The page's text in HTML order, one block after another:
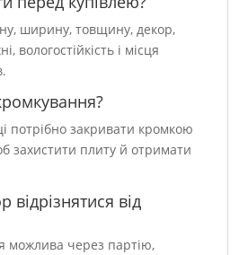
ширину, товщину, декор,
вологостійкість і місця
потрібно закривати кромкою
захистити плиту й отримати
від
можлива через партію,